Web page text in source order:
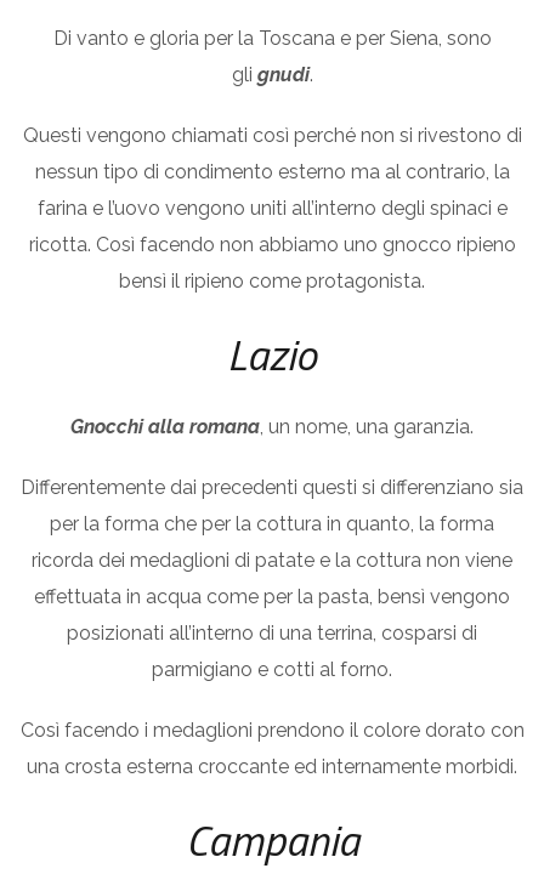
Di vanto e gloria per la Toscana e per Siena, sono
gli gnudi.
Questi vengono chiamati così perché non si rivestono di
nessun tipo di condimento esterno ma al contrario, la
farina e l’uovo vengono uniti all’interno degli spinaci e
ricotta. Così facendo non abbiamo uno gnocco ripieno
bensì il ripieno come protagonista.
Lazio
Gnocchi alla romana, un nome, una garanzia.
Differentemente dai precedenti questi si differenziano sia
per la forma che per la cottura in quanto, la forma
ricorda dei medaglioni di patate e la cottura non viene
effettuata in acqua come per la pasta, bensì vengono
posizionati all’interno di una terrina, cosparsi di
parmigiano e cotti al forno.
Così facendo i medaglioni prendono il colore dorato con
una crosta esterna croccante ed internamente morbidi.
Campania